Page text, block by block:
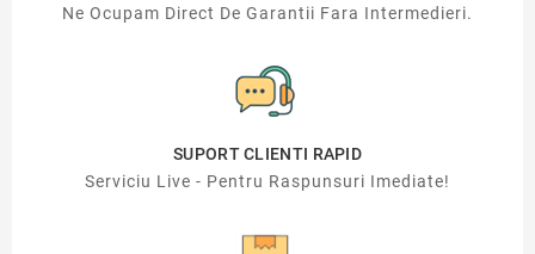
Ne Ocupam Direct De Garantii Fara Intermedieri.
SUPORT CLIENTI RAPID
Serviciu Live - Pentru Raspunsuri Imediate!